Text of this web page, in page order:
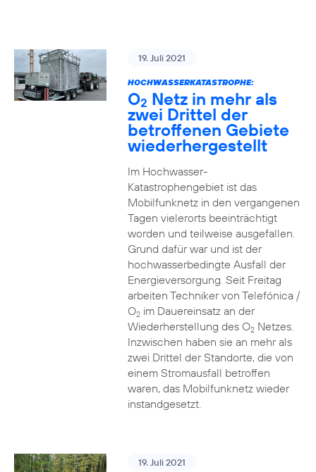
19. Juli 2021
HOCHWASSERKATASTROPHE:
O2 Netz in mehr als
zwei Drittel der
betroffenen Gebiete
wiederhergestellt
Im Hochwasser-
Katastrophengebiet ist das
Mobilfunknetz in den vergangenen
Tagen vielerorts beeinträchtigt
worden und teilweise ausgefallen.
Grund dafür war und ist der
hochwasserbedingte Ausfall der
Energieversorgung. Seit Freitag
arbeiten Techniker von Telefónica /
O2im Dauereinsatz an der
Wiederherstellung des O2Netzes.
Inzwischen haben sie an mehr als
zwei Drittel der Standorte, die von
einem Stromausfall betroffen
waren, das Mobilfunknetz wieder
instandgesetzt.
19. Juli 2021